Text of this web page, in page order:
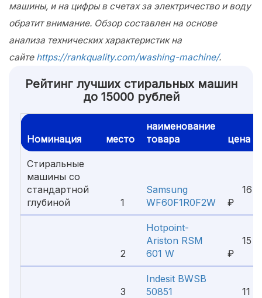
машины, и на цифры в счетах за электричество и воду
обратит внимание. Обзор составлен на основе
анализа технических характеристик на
сайте https://rankquality.com/washing-machine/.
Рейтинг лучших стиральных машин
до 15000 рублей
Номинация место
наименование
товара
цена
Стиральные
машины со
стандартной
глубиной
1
Samsung
WF60F1R0F2W
16
₽
2
Hotpoint-
Ariston RSM
601 W
15
₽
3
Indesit BWSB
50851
11